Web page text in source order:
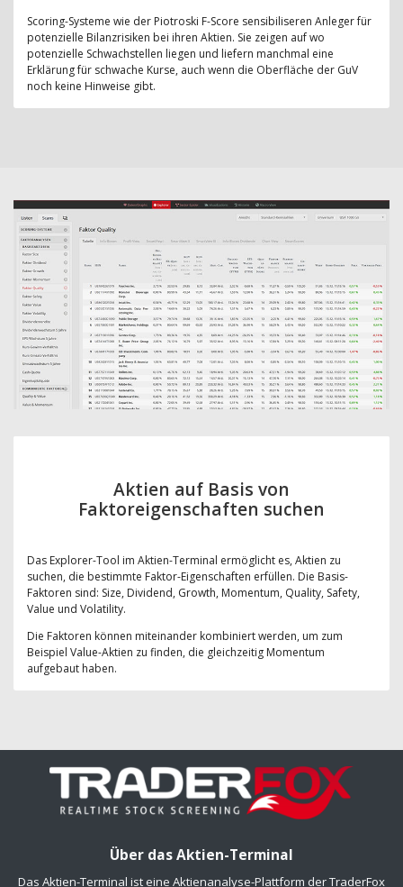
Scoring-Systeme wie der Piotroski F-Score sensibiliseren Anleger für
potenzielle Bilanzrisiken bei ihren Aktien. Sie zeigen auf wo
potenzielle Schwachstellen liegen und liefern manchmal eine
Erklärung für schwache Kurse, auch wenn die Oberfläche der GuV
noch keine Hinweise gibt.
Aktien auf Basis von
Faktoreigenschaften suchen
Das Explorer-Tool im Aktien-Terminal ermöglicht es, Aktien zu
suchen, die bestimmte Faktor-Eigenschaften erfüllen. Die Basis-
Faktoren sind: Size, Dividend, Growth, Momentum, Quality, Safety,
Value und Volatility.
Die Faktoren können miteinander kombiniert werden, um zum
Beispiel Value-Aktien zu finden, die gleichzeitig Momentum
aufgebaut haben.
Über das Aktien-Terminal
Das Aktien-Terminal ist eine Aktienanalyse-Plattform der TraderFox